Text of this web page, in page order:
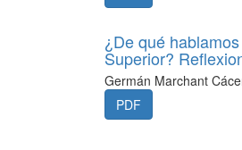
¿De qué
Superior?
Germán Marchant
PDF